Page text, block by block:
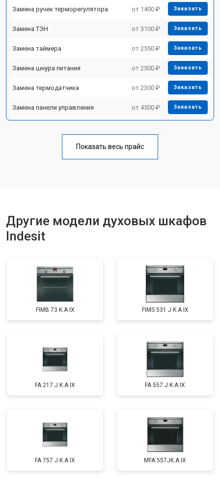
Замена ручек терморегулятора от 1400 ₽ Заказать
Замена ТЭН от 3100 ₽ Заказать
Замена таймера от 2550 ₽ Заказать
Замена шнура питания от 2500 ₽ Заказать
Замена термодатчика от 2300 ₽ Заказать
Замена панели управления от 4500 ₽ Заказать
Показать весь прайс
Другие модели духовых шкафов
Indesit
FIMB 73 K.A IX FIMS 531 J K.A IX
FA 217 J K.A IX FA 557 J K.A IX
FA 757 J K.A IX MFA 557JK.A IX